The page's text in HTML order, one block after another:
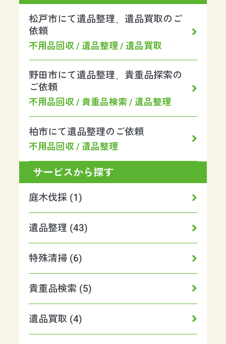
松戸市にて遺品整理、遺品買取のご
依頼
不用品回収 / 遺品整理 / 遺品買取
野田市にて遺品整理、貴重品探索の
ご依頼
不用品回収 / 貴重品検索 / 遺品整理
柏市にて遺品整理のご依頼
不用品回収 / 遺品整理
サービスから探す
庭木伐採 (1)
遺品整理 (43)
特殊清掃 (6)
貴重品検索 (5)
遺品買取 (4)